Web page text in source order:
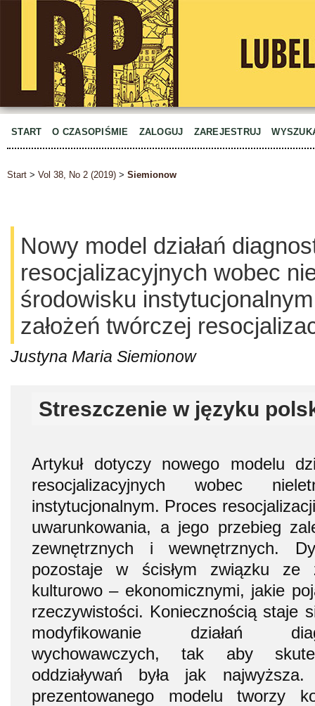
START O CZASOPIŚMIE ZALOGUJ ZAREJESTRUJ
Start > Vol 38, No 2 (2019) > Siemionow
Nowy model działań
resocjalizacyjnych wobec
środowisku
założeń twórczej
Justyna Maria Siemionow
Streszczenie w języku
Artykuł dotyczy nowego modelu
resocjalizacyjnych wobec
instytucjonalnym. Proces
uwarunkowania, a jego przebieg
zewnętrznych i wewnętrznych.
pozostaje w ścisłym związku ze
kulturowo – ekonomicznymi, jakie
rzeczywistości. Koniecznością staje
modyfikowanie działań
wychowawczych, tak aby
oddziaływań była jak
prezentowanego modelu tworzy